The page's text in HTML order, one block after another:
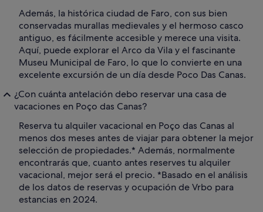
Además, la histórica ciudad de Faro, con sus bien
conservadas murallas medievales y el hermoso casco
antiguo, es fácilmente accesible y merece una visita.
Aquí, puede explorar el Arco da Vila y el fascinante
Museu Municipal de Faro, lo que lo convierte en una
excelente excursión de un día desde Poco Das Canas.
¿Con cuánta antelación debo reservar una casa de
vacaciones en Poço das Canas?
Reserva tu alquiler vacacional en Poço das Canas al
menos dos meses antes de viajar para obtener la mejor
selección de propiedades.* Además, normalmente
encontrarás que, cuanto antes reserves tu alquiler
vacacional, mejor será el precio. *Basado en el análisis
de los datos de reservas y ocupación de Vrbo para
estancias en 2024.